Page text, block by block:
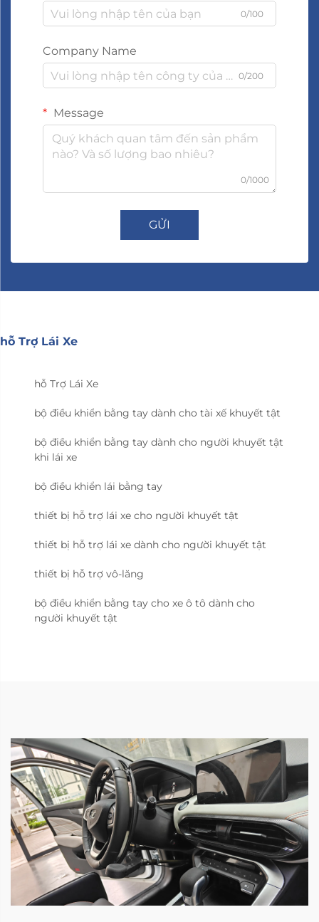
0/100
Company Name
0/200
Message
0/1000
GỬI
hỗ Trợ Lái Xe
hỗ Trợ Lái Xe
bộ điều khiển bằng tay dành cho tài xế khuyết tật
bộ điều khiển bằng tay dành cho người khuyết tật
khi lái xe
bộ điều khiển lái bằng tay
thiết bị hỗ trợ lái xe cho người khuyết tật
thiết bị hỗ trợ lái xe dành cho người khuyết tật
thiết bị hỗ trợ vô-lăng
bộ điều khiển bằng tay cho xe ô tô dành cho
người khuyết tật